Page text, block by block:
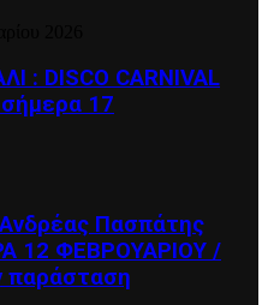
: DISCO CARNIVAL
17
Πασπάτης
12 ΦΕΒΡΟΥΑΡΙΟΥ /
παράσταση